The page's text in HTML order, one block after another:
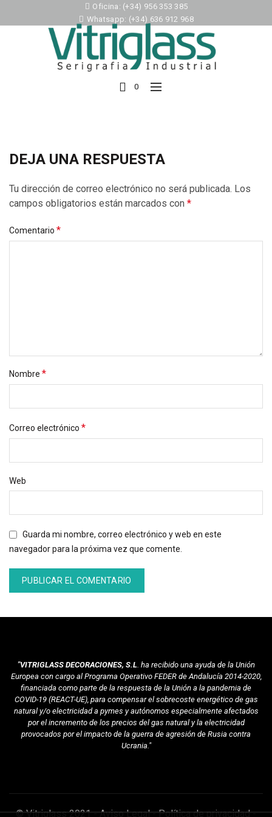
Oficina: (+34) 956 353 385
Whatsapp: (+34) 636 912 968
0
DEJA UNA RESPUESTA
Tu dirección de correo electrónico no será publicada. Los
campos obligatorios están marcados con *
Comentario *
Nombre *
Correo electrónico *
Web
Guarda mi nombre, correo electrónico y web en este
navegador para la próxima vez que comente.
"VITRIGLASS DECORACIONES, S.L. ha recibido una ayuda de la Unión
Europea con cargo al Programa Operativo FEDER de Andalucía 2014-2020,
financiada como parte de la respuesta de la Unión a la pandemia de
COVID-19 (REACT-UE), para compensar el sobrecoste energético de gas
natural y/o electricidad a pymes y autónomos especialmente afectados
por el incremento de los precios del gas natural y la electricidad
provocados por el impacto de la guerra de agresión de Rusia contra
Ucrania."
© Vitriglass 2021 -Aviso Legal-Política de privacidad-